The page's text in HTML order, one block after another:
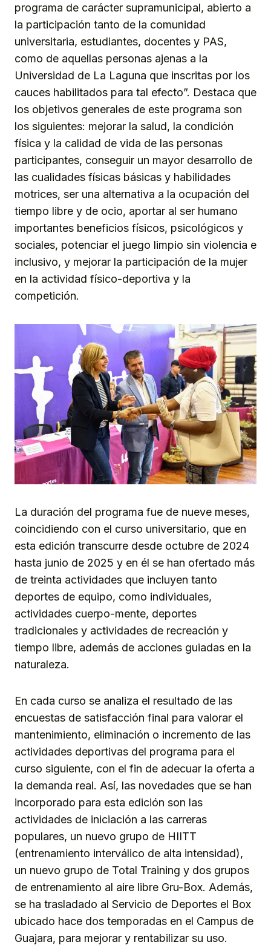
programa de carácter supramunicipal, abierto a
la participación tanto de la comunidad
universitaria, estudiantes, docentes y PAS,
como de aquellas personas ajenas a la
Universidad de La Laguna que inscritas por los
cauces habilitados para tal efecto”. Destaca que
los objetivos generales de este programa son
los siguientes: mejorar la salud, la condición
física y la calidad de vida de las personas
participantes, conseguir un mayor desarrollo de
las cualidades físicas básicas y habilidades
motrices, ser una alternativa a la ocupación del
tiempo libre y de ocio, aportar al ser humano
importantes beneficios físicos, psicológicos y
sociales, potenciar el juego limpio sin violencia e
inclusivo, y mejorar la participación de la mujer
en la actividad físico-deportiva y la
competición.
La duración del programa fue de nueve meses,
coincidiendo con el curso universitario, que en
esta edición transcurre desde octubre de 2024
hasta junio de 2025 y en él se han ofertado más
de treinta actividades que incluyen tanto
deportes de equipo, como individuales,
actividades cuerpo-mente, deportes
tradicionales y actividades de recreación y
tiempo libre, además de acciones guiadas en la
naturaleza.
En cada curso se analiza el resultado de las
encuestas de satisfacción final para valorar el
mantenimiento, eliminación o incremento de las
actividades deportivas del programa para el
curso siguiente, con el fin de adecuar la oferta a
la demanda real. Así, las novedades que se han
incorporado para esta edición son las
actividades de iniciación a las carreras
populares, un nuevo grupo de HIITT
(entrenamiento interválico de alta intensidad),
un nuevo grupo de Total Training y dos grupos
de entrenamiento al aire libre Gru-Box. Además,
se ha trasladado al Servicio de Deportes el Box
ubicado hace dos temporadas en el Campus de
Guajara, para mejorar y rentabilizar su uso.